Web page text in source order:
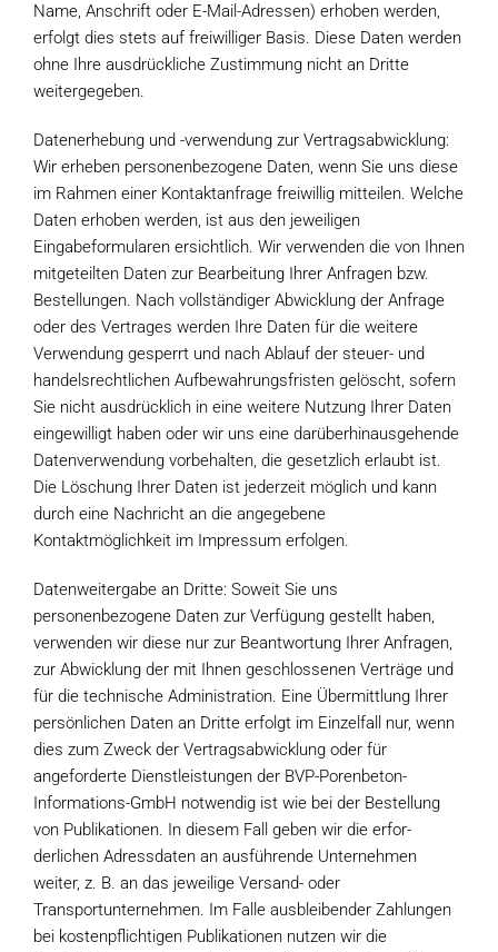
Name, Anschrift oder E-Mail-Adressen) erhoben werden,
erfolgt dies stets auf freiwilliger Basis. Diese Daten werden
ohne Ihre ausdrückliche Zustimmung nicht an Dritte
weitergegeben.
Datenerhebung und -verwendung zur Vertragsabwicklung:
Wir erheben personenbezogene Daten, wenn Sie uns diese
im Rahmen einer Kontaktanfrage freiwillig mitteilen. Welche
Daten erhoben werden, ist aus den jeweiligen
Eingabeformularen ersichtlich. Wir verwenden die von Ihnen
mitgeteilten Daten zur Bearbeitung Ihrer Anfragen bzw.
Bestellungen. Nach vollständiger Abwicklung der Anfrage
oder des Vertrages werden Ihre Daten für die weitere
Verwendung gesperrt und nach Ablauf der steuer- und
handelsrechtlichen Aufbewahrungsfristen gelöscht, sofern
Sie nicht ausdrücklich in eine weitere Nutzung Ihrer Daten
eingewilligt haben oder wir uns eine darüberhinausgehende
Datenverwendung vorbehalten, die gesetzlich erlaubt ist.
Die Löschung Ihrer Daten ist jederzeit möglich und kann
durch eine Nachricht an die angegebene
Kontaktmöglichkeit im Impressum erfolgen.
Datenweitergabe an Dritte: Soweit Sie uns
personenbezogene Daten zur Verfügung gestellt haben,
verwenden wir diese nur zur Beantwortung Ihrer Anfragen,
zur Abwicklung der mit Ihnen geschlossenen Verträge und
für die technische Administration. Eine Übermittlung Ihrer
persönlichen Daten an Dritte erfolgt im Einzelfall nur, wenn
dies zum Zweck der Vertragsabwicklung oder für
angeforderte Dienstleistungen der BVP-Porenbeton-
Informations-GmbH notwendig ist wie bei der Bestellung
von Publikationen. In diesem Fall geben wir die erfor-
derlichen Adressdaten an ausführende Unternehmen
weiter, z. B. an das jeweilige Versand- oder
Transportunternehmen. Im Falle ausbleibender Zahlungen
bei kostenpflichtigen Publikationen nutzen wir die